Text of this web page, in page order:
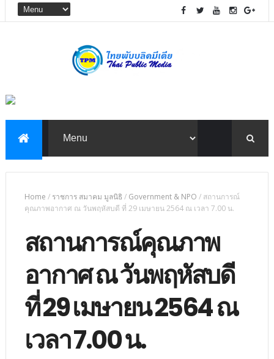
Home / ราชการ สมาคม มูลนิธิ / Government & NPO / สถานการณ์
คุณภาพอากาศ ณ วันพฤหัสบดี ที่ 29 เมษายน 2564 ณ เวลา 7.00 น.
สถานการณ์คุณภาพ
อากาศ ณ วันพฤหัสบดี
ที่ 29 เมษายน 2564 ณ
เวลา 7.00 น.